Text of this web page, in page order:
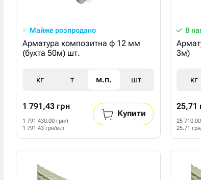
Майже розпродано
Арматура композитна ф 12 мм
(бухта 50м) шт.
кг т м.п. шт
1 791,43 грн
1 791 430.00 грн/т
1 791.43 грн/м.п
Купити
В
3м)
кг
25,71
25
25.71